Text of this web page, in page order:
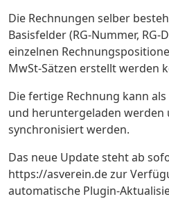
Die Rechnungen selber
Basisfelder (RG-Nummer,
einzelnen
MwSt-Sätzen erstellt werden
Die fertige Rechnung kann
und heruntergeladen werden
synchronisiert werden.
Das neue Update steht ab
https://asverein.de zur
automatische Plugin-